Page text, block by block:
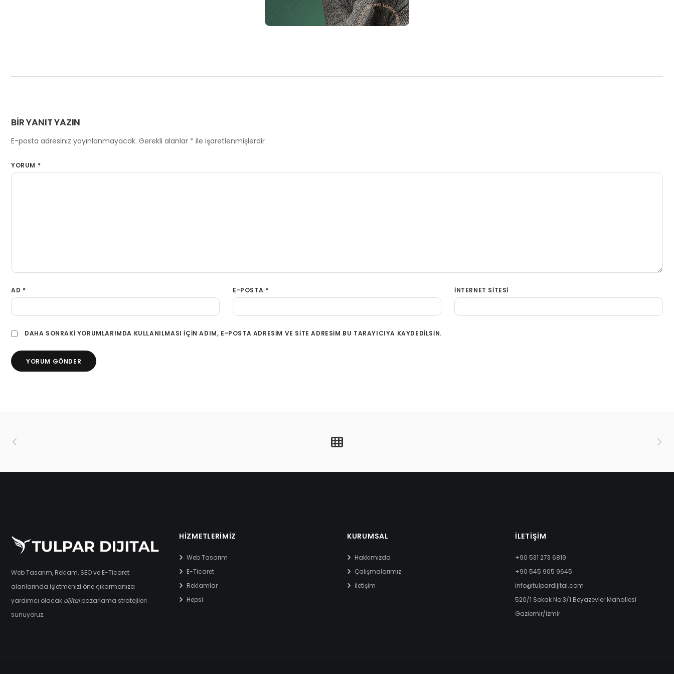
BIR YANIT YAZIN
E-posta adresiniz yayınlanmayacak. Gerekli alanlar * ile işaretlenmişlerdir
YORUM *
AD * E-POSTA * İNTERNET SITESI
DAHA SONRAKI YORUMLARIMDA KULLANILMASI IÇIN ADIM, E-POSTA ADRESIM VE SITE ADRESIM BU TARAYICIYA KAYDEDILSIN.
Web Tasarım, Reklam, SEO ve E-Ticaret
alanlarında işletmenizi öne çıkarmanıza
yardımcı olacak dijitalpazarlama stratejileri
sunuyoruz.
HIZMETLERIMIZ
Web Tasarım
E-Ticaret
Reklamlar
Hepsi
KURUMSAL
Hakkımızda
Çalışmalarımız
İletişim
İLETIŞIM
+90 531 273 6819
+90 545 905 9645
info@tulpardijital.com
520/1 Sokak No:3/1 Beyazevler Mahallesi
Gaziemir/İzmir